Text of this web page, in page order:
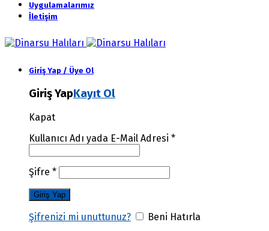
Uygulamalarımız
İletişim
Giriş Yap / Üye Ol
Giriş YapKayıt Ol
Kapat
Kullanıcı Adı yada E-Mail Adresi *
Şifre *
Şifrenizi mi unuttunuz?
Beni Hatırla